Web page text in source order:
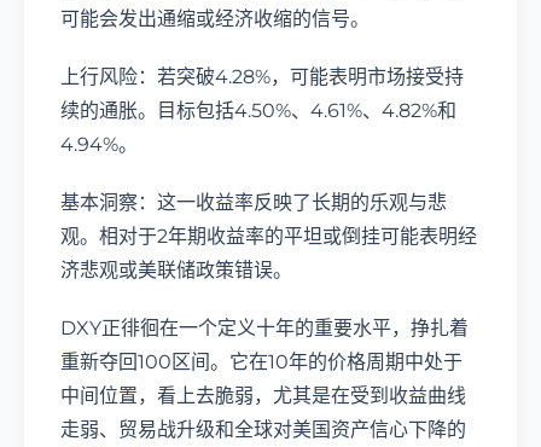
可能会发出通缩或经济收缩的信号。
上行风险：若突破4.28%，可能表明市场接受持
续的通胀。目标包括4.50%、4.61%、4.82%和
4.94%。
基本洞察：这一收益率反映了长期的乐观与悲
观。相对于2年期收益率的平坦或倒挂可能表明经
济悲观或美联储政策错误。
DXY正徘徊在一个定义十年的重要水平，挣扎着
重新夺回100区间。它在10年的价格周期中处于
中间位置，看上去脆弱，尤其是在受到收益曲线
走弱、贸易战升级和全球对美国资产信心下降的